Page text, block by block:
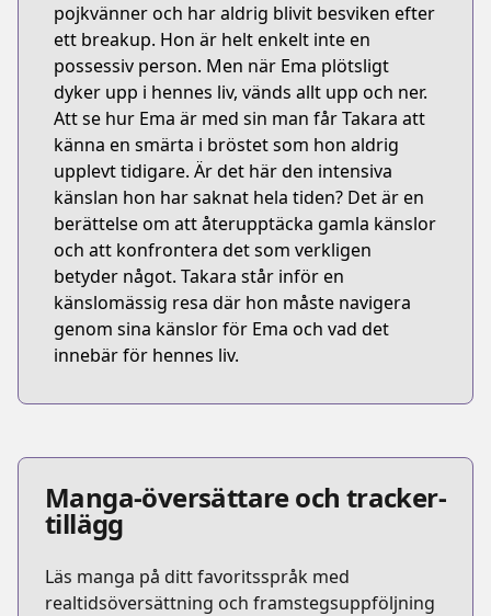
pojkvänner och har aldrig blivit besviken efter
ett breakup. Hon är helt enkelt inte en
possessiv person. Men när Ema plötsligt
dyker upp i hennes liv, vänds allt upp och ner.
Att se hur Ema är med sin man får Takara att
känna en smärta i bröstet som hon aldrig
upplevt tidigare. Är det här den intensiva
känslan hon har saknat hela tiden? Det är en
berättelse om att återupptäcka gamla känslor
och att konfrontera det som verkligen
betyder något. Takara står inför en
känslomässig resa där hon måste navigera
genom sina känslor för Ema och vad det
innebär för hennes liv.
Manga-översättare och tracker-
tillägg
Läs manga på ditt favoritsspråk med
realtidsöversättning och framstegsuppföljning